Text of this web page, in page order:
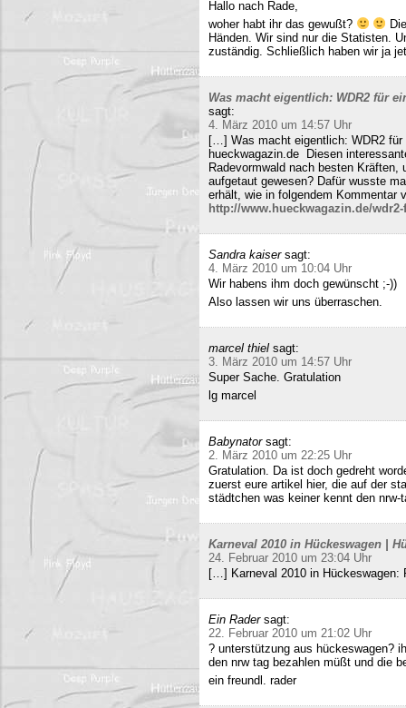
Hallo nach Rade,
woher habt ihr das gewußt?
Händen. Wir sind nur die Statisten.
zuständig. Schließlich haben wir ja
Was macht eigentlich: WDR2 für
sagt:
4. März 2010 um 14:57 Uhr
[…] Was macht eigentlich: WDR2
hueckwagazin.de Diesen
Radevormwald nach besten
aufgetaut gewesen? Dafür wusste
erhält, wie in folgendem Kommentar
http://www.hueckwagazin.de/
Sandra kaiser sagt:
4. März 2010 um 10:04 Uhr
Wir habens ihm doch gewünscht ;-))
Also lassen wir uns überraschen.
marcel thiel sagt:
3. März 2010 um 14:57 Uhr
Super Sache. Gratulation
lg marcel
Babynator sagt:
2. März 2010 um 22:25 Uhr
Gratulation. Da ist doch gedreht
zuerst eure artikel hier, die auf der
städtchen was keiner kennt den nrw-
Karneval 2010 in Hückeswagen |
24. Februar 2010 um 23:04 Uhr
[…] Karneval 2010 in Hückeswagen:
Ein Rader sagt:
22. Februar 2010 um 21:02 Uhr
? unterstützung aus hückeswagen?
den nrw tag bezahlen müßt und die
ein freundl. rader